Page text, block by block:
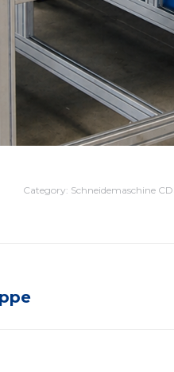
Category: Schneidemaschine